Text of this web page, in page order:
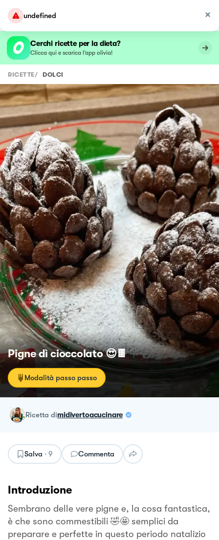
undefined
Cerchi ricette per la dieta?
Clicca qui e scarica l’app olivia!
RICETTE/ DOLCI
Pigne dì cioccolato 😍🍫
Modalità passo passo
ricetta dimidivertoacucinare
Salva · 9 Commenta
Introduzione
Sembrano delle vere pigne e, la cosa fantastica,
è che sono commestibili 🤣🤩 semplici da
preparare e perfette in questo periodo natalizio